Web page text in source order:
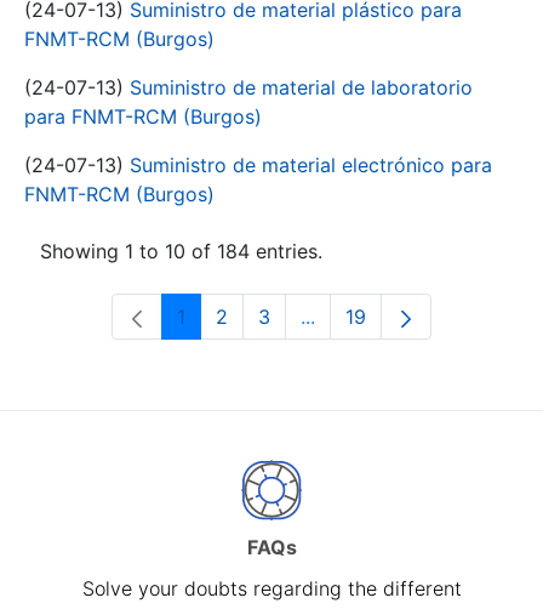
(24-07-13) Suministro de material plástico para
FNMT-RCM (Burgos)
(24-07-13) Suministro de material de laboratorio
para FNMT-RCM (Burgos)
(24-07-13) Suministro de material electrónico para
FNMT-RCM (Burgos)
Showing 1 to 10 of 184 entries.
Page
1 Page
2 Page
3 ...Intermediate Pages Use
Page
19
FAQs
Solve your doubts regarding the different